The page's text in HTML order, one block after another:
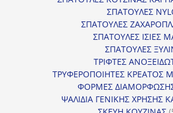
ΣΠΑΤΟΥΛΕΣ
ΣΠΑΤΟΥΛΕΣ
ΣΠΑΤΟΥΛΕΣ ΙΣΙΕΣ
ΣΠΑΤΟΥΛΕΣ
ΤΡΙΦΤΕΣ
ΤΡΥΦΕΡΟΠΟΙΗΤΕΣ ΚΡΕΑΤΟΣ
ΦΟΡΜΕΣ
ΨΑΛΙΔΙΑ ΓΕΝΙΚΗΣ ΧΡΗΣΗΣ